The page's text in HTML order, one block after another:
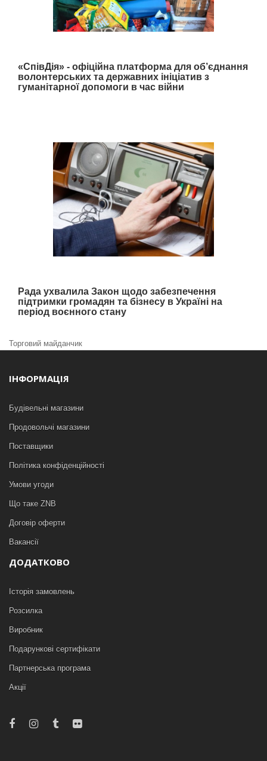
«СпівДія» - офіційна платформа для об’єднання
волонтерських та державних ініціатив з
гуманітарної допомоги в час війни
Рада ухвалила Закон щодо забезпечення
підтримки громадян та бізнесу в Україні на
період воєнного стану
Торговий майданчик
ІНФОРМАЦІЯ
Будівельні магазини
Продовольчі магазини
Поставщики
Політика конфіденційності
Умови угоди
Що таке ZNB
Договір оферти
Вакансії
ДОДАТКОВО
Історія замовлень
Розсилка
Виробник
Подарункові сертифікати
Партнерська програма
Акції